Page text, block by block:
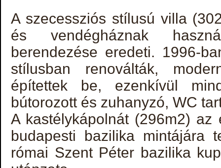
A szecessziós stílusú villa
és vendégháznak
berendezése eredeti. 1996-
stílusban renoválták,
építettek be, ezenkívül
bútorozott és zuhanyzó, WC
A kastélykápolnát (296m2) az
budapesti bazilika mintájára
római Szent Péter bazilika